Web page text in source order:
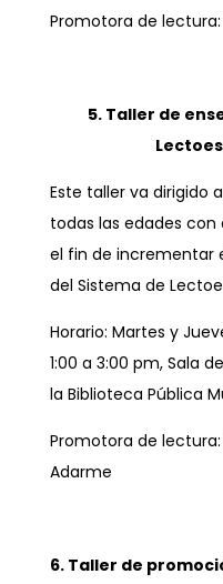
Promotora de lectura:
5. Taller de
Este taller va dirigido
todas las edades
el fin de incrementar
del Sistema de
Horario: Martes y
1:00 a 3:00 pm, Sala
la Biblioteca Pública
Promotora de
Adarme
6. Taller de